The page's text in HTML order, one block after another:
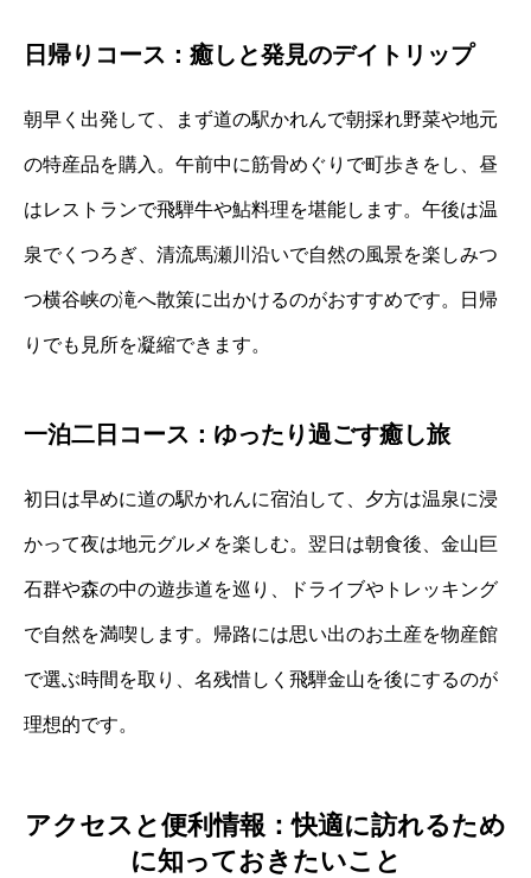
日帰りコース：癒しと発見のデイトリップ
朝早く出発して、まず道の駅かれんで朝採れ野菜や地元
の特産品を購入。午前中に筋骨めぐりで町歩きをし、昼
はレストランで飛騨牛や鮎料理を堪能します。午後は温
泉でくつろぎ、清流馬瀬川沿いで自然の風景を楽しみつ
つ横谷峡の滝へ散策に出かけるのがおすすめです。日帰
りでも見所を凝縮できます。
一泊二日コース：ゆったり過ごす癒し旅
初日は早めに道の駅かれんに宿泊して、夕方は温泉に浸
かって夜は地元グルメを楽しむ。翌日は朝食後、金山巨
石群や森の中の遊歩道を巡り、ドライブやトレッキング
で自然を満喫します。帰路には思い出のお土産を物産館
で選ぶ時間を取り、名残惜しく飛騨金山を後にするのが
理想的です。
アクセスと便利情報：快適に訪れるため
に知っておきたいこと